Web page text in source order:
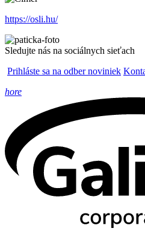
https://osli.hu/
Sledujte nás na sociálnych sieťach
Prihláste sa na odber noviniek
hore